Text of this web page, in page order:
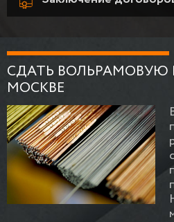
СДАТЬ ВОЛЬРАМОВУЮ
МОСКВЕ